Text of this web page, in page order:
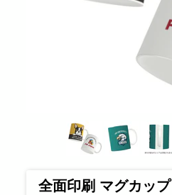
全面印刷 マグカップ